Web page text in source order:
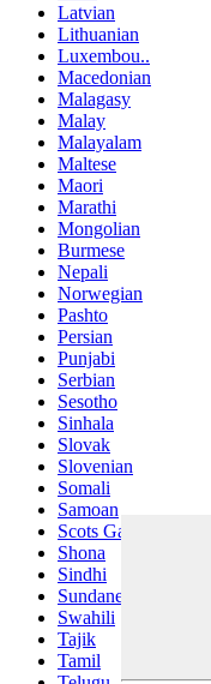
Latvian
Lithuanian
Luxembou..
Macedonian
Malagasy
Malay
Malayalam
Maltese
Maori
Marathi
Mongolian
Burmese
Nepali
Norwegian
Pashto
Persian
Punjabi
Serbian
Sesotho
Sinhala
Slovak
Slovenian
Somali
Samoan
Scots Gaelic
Shona
Sindhi
Sundanese
Swahili
Tajik
Tamil